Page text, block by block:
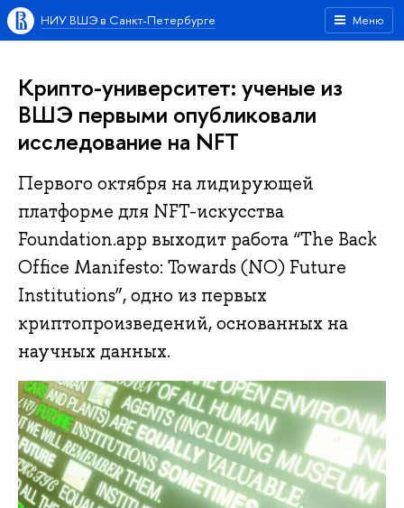
Меню
НИУ ВШЭ в Санкт-Петербурге
Крипто-университет: ученые из
ВШЭ первыми опубликовали
исследование на NFT
Первого октября на лидирующей
платформе для NFT-искусства
Foundation.app выходит работа “The Back
Office Manifesto: Towards (NO) Future
Institutions”, одно из первых
криптопроизведений, основанных на
научных данных.